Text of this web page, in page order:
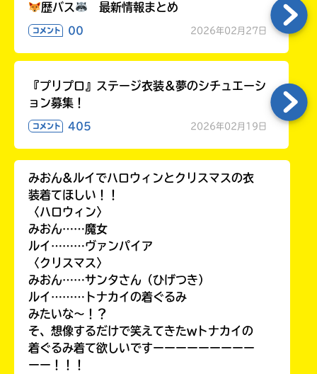
歴バス 最新情報まとめ
コメント 00 2026年02月27日
『プリプロ』ステージ衣装＆夢のシチュエーシ
ョン募集！
コメント 405 2026年02月19日
みおん&ルイでハロウィンとクリスマスの衣
装着てほしい！！
〈ハロウィン〉
みおん……魔女
ルイ………ヴァンパイア
〈クリスマス〉
みおん……サンタさん（ひげつき）
ルイ………トナカイの着ぐるみ
みたいな〜！？
そ、想像するだけで笑えてきたwトナカイの
着ぐるみ着て欲しいですーーーーーーーーー
ーー！！！